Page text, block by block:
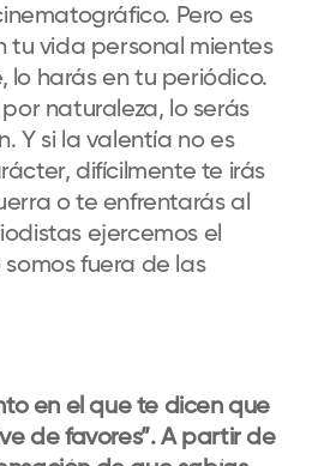
Pero es
tu vida personal mientes
lo harás en tu periódico.
naturaleza, lo serás
Y si la valentía no es
difícilmente te irás
o te enfrentarás al
ejercemos el
fuera de las
en el que te dicen que
de favores”. A partir de